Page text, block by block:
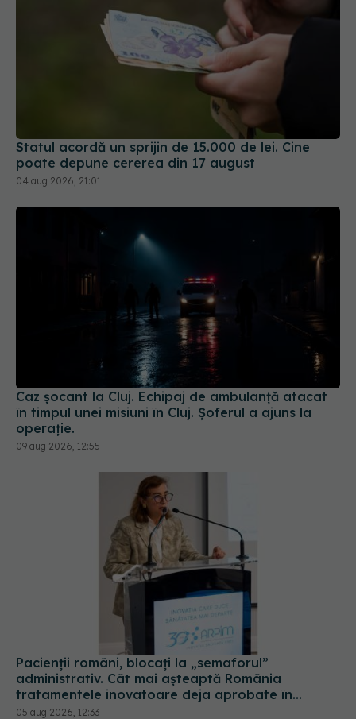
Statul acordă un sprijin de 15.000 de lei. Cine
poate depune cererea din 17 august
04 aug 2026, 21:01
Caz șocant la Cluj. Echipaj de ambulanță atacat
în timpul unei misiuni în Cluj. Șoferul a ajuns la
operație.
09 aug 2026, 12:55
Pacienții români, blocați la „semaforul”
administrativ. Cât mai așteaptă România
tratamentele inovatoare deja aprobate în
Europa
05 aug 2026, 12:33